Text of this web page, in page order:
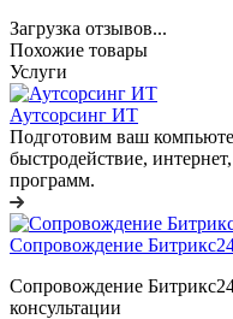
Загрузка отзывов...
Похожие товары
Услуги
Аутсорсинг ИТ
Подготовим ваш
быстродействие,
программ.
Сопровождение
Сопровождение
консультации